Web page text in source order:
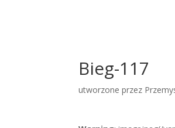
Bieg-117
utworzone przez